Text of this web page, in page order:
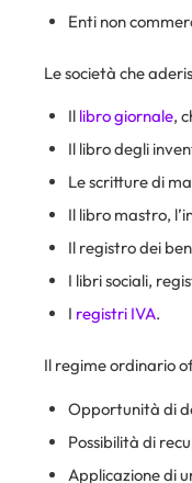
Enti non
Le società che
Il libro giornale,
Il libro degli
Le scritture di
Il libro mastro,
Il registro dei
I libri sociali,
I registri IVA.
Il regime ordinario
Opportunità di
Possibilità di
Applicazione di